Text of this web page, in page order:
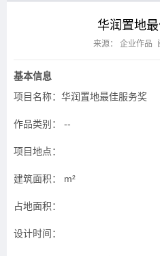
华润置地
来源： 企业作品
基本信息
项目名称：华润置地最佳服务奖
作品类别： --
项目地点：
建筑面积： m²
占地面积：
设计时间：